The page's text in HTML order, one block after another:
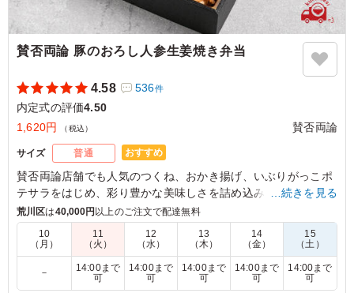
賛否両論 豚のおろし人参生姜焼き弁当
4.58 536件
内定式の評価4.50
1,620円
（税込） 賛否両論
サイズ 普通 おすすめ
賛否両論店舗でも人気のつくね、おかき揚げ、いぶりがっこポ
テサラをはじめ、彩り豊かな美味しさを詰め込みました。
みんな大好き生姜焼きを、おろしにんじんでちょっとおめか
し。お肉だけどあっさりお召し上がりいただける、新感覚の生
姜焼きです。
誠信システムズ株式会社
…続きを見る
荒川区は40,000円以上のご注文で配達無料
10
（月）
11
（火）
12
（水）
13
（木）
14
（金）
15
（土）
－
14:00まで
可
14:00まで
可
14:00まで
可
14:00まで
可
14:00まで
可